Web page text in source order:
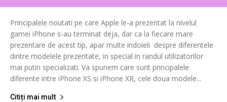
Principalele noutati pe care Apple le-a prezentat la nivelul
gamei iPhone s-au terminat deja, dar ca la fiecare mare
prezentare de acest tip, apar multe indoieli despre diferentele
dintre modelele prezentate, in special in randul utilizatorilor
mai putin specializati. Va spunem care sunt principalele
diferente intre iPhone XS si iPhone XR, cele doua modele...
Citiți mai mult